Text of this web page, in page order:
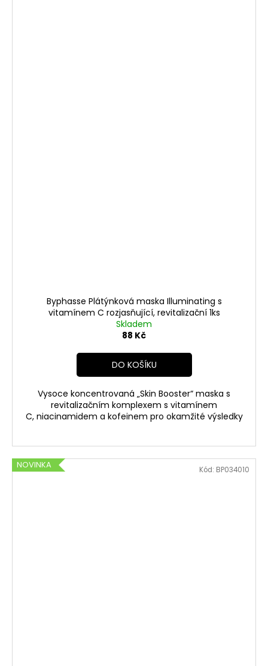
Byphasse Plátýnková maska Illuminating s
vitamínem C rozjasňující, revitalizační 1ks
Skladem
88 Kč
DO KOŠÍKU
Vysoce koncentrovaná „Skin Booster“ maska s
revitalizačním komplexem s vitamínem
C, niacinamidem a kofeinem pro okamžité výsledky
NOVINKA Kód: BP034010